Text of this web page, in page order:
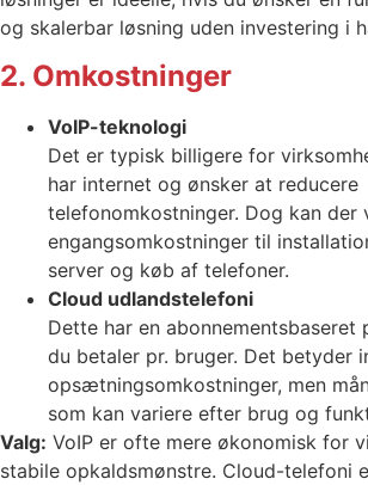
og skalerbar løsning uden investering i
2. Omkostninger
VoIP-teknologi
Det er typisk billigere for
har internet og ønsker at reducere
telefonomkostninger. Dog kan der
engangsomkostninger til
server og køb af telefoner.
Cloud udlandstelefoni
Dette har en abonnementsbaseret
du betaler pr. bruger. Det betyder
opsætningsomkostninger, men
som kan variere efter brug og
Valg: VoIP er ofte mere økonomisk for
stabile opkaldsmønstre. Cloud-telefoni